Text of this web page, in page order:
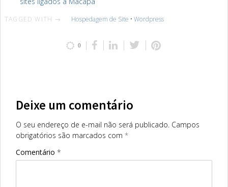
TAGGED WITH → Hospedagem de Site • Wordpress
0
Deixe um comentário
O seu endereço de e-mail não será publicado. Campos
obrigatórios são marcados com *
Comentário *